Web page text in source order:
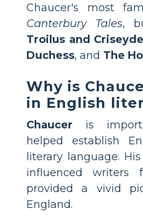
Chaucer's most
Canterbury Tales,
Troilus and Criseyde
Duchess, and The
Why is
in English
Chaucer is
helped establish
literary language.
influenced writers
provided a vivid
England.